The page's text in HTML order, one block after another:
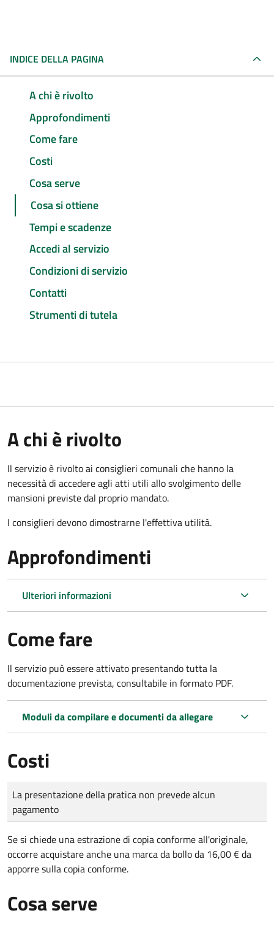
INDICE DELLA PAGINA
A chi è rivolto
Approfondimenti
Come fare
Costi
Cosa serve
Cosa si ottiene
Tempi e scadenze
Accedi al servizio
Condizioni di servizio
Contatti
Strumenti di tutela
A chi è rivolto
Il servizio è rivolto ai consiglieri comunali che hanno la
necessità di accedere agli atti utili allo svolgimento delle
mansioni previste dal proprio mandato.
I consiglieri devono dimostrarne l'effettiva utilità.
Approfondimenti
Ulteriori informazioni
Come fare
Il servizio può essere attivato presentando tutta la
documentazione prevista, consultabile in formato PDF.
Moduli da compilare e documenti da allegare
Costi
Tipo di pagamento
Importo
La presentazione della pratica non prevede alcun
pagamento
Se si chiede una estrazione di copia conforme all'originale,
occorre acquistare anche una marca da bollo da 16,00 € da
apporre sulla copia conforme.
Cosa serve